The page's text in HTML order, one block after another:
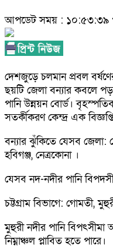
আপডেট সময় : ১০:৫৩:৩৯
দেশজুড়ে চলমান প্রবল
ছয়টি জেলা বন্যার কবলে
পানি উন্নয়ন বোর্ড।
সতর্কীকরণ কেন্দ্র এক
বন্যার ঝুঁকিতে যেসব জেলা:
হবিগঞ্জ, নেত্রকোনা ।
যেসব নদ-নদীর পানি
চট্টগ্রাম বিভাগে: গোমতী,
মুহুরী নদীর পানি
নিম্নাঞ্চল প্লাবিত হতে পারে।